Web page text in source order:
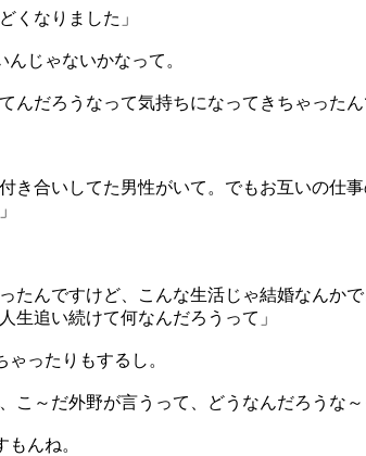
くなりました」
じゃないかなって。
んだろうなって気持ちになってきちゃったん
き合いしてた男性がいて。でもお互いの
たんですけど、こんな生活じゃ結婚なん
生追い続けて何なんだろうって」
ったりもするし。
こ～だ外野が言うって、どうなんだろうな～
んね。